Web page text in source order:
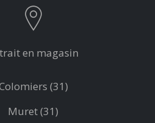
en magasin
(31)
Muret (31)